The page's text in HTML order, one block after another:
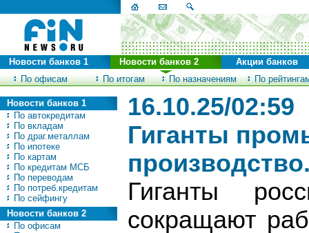
По офисам По итогам По назначениям По
Новости банков 1 Новости банков 2 Акции банков
Новости банков 1
По автокредитам
По вкладам
По драг.металлам
По ипотеке
По картам
По кредитам МСБ
По переводам
По потреб.кредитам
По сейфингу
Новости банков 2
По офисам
16.10.25/02:59
Гиганты
Гиганты
сокращают